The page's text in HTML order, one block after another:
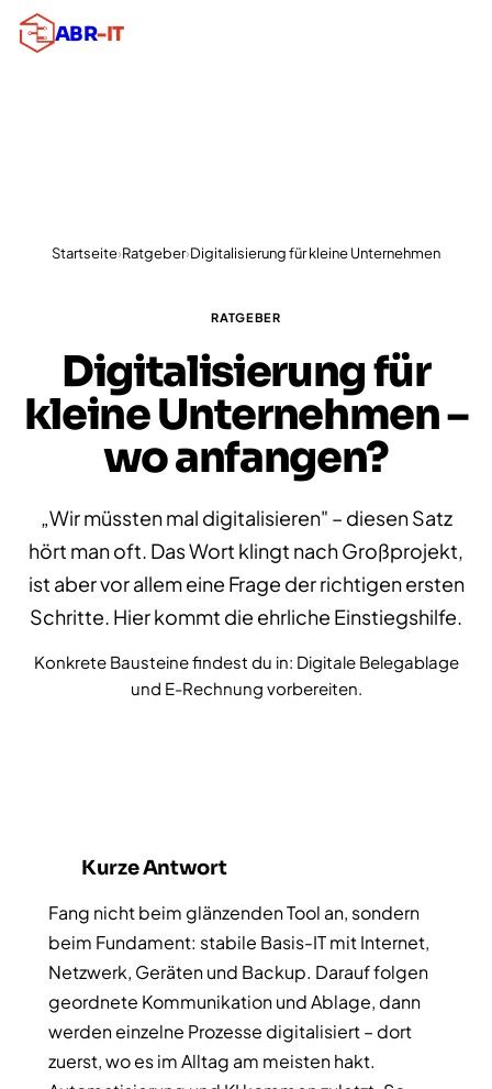
ABR-IT
Startseite›Ratgeber›Digitalisierung für kleine Unternehmen
RATGEBER
Digitalisierung für
kleine Unternehmen –
wo anfangen?
„Wir müssten mal digitalisieren" – diesen Satz
hört man oft. Das Wort klingt nach Großprojekt,
ist aber vor allem eine Frage der richtigen ersten
Schritte. Hier kommt die ehrliche Einstiegshilfe.
Konkrete Bausteine findest du in: Digitale Belegablage
und E-Rechnung vorbereiten.
Kurze Antwort
Fang nicht beim glänzenden Tool an, sondern
beim Fundament: stabile Basis-IT mit Internet,
Netzwerk, Geräten und Backup. Darauf folgen
geordnete Kommunikation und Ablage, dann
werden einzelne Prozesse digitalisiert – dort
zuerst, wo es im Alltag am meisten hakt.